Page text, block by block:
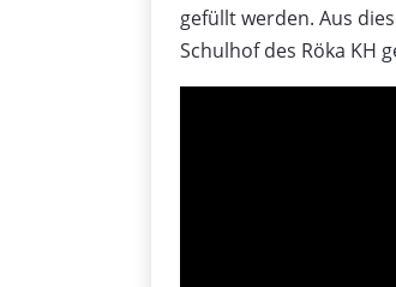
gefüllt werden. Aus
Schulhof des Röka KH